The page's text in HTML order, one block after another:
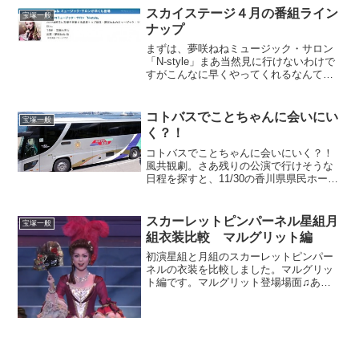
宝塚一般
スカイステージ４月の番組ライン
ナップ
まずは、夢咲ねねミュージック・サロン
「N-style」まあ当然見に行けないわけで
すがこんなに早くやってくれるなんて最
思い浮かぶのはナポレオンのジョセフィ
ーヌとウジェーヌ...
宝塚一般
コトバスでことちゃんに会いにい
く？！
コトバスでことちゃんに会いにいく？！
風共観劇。さあ残りの公演で行けそうな
日程を探すと、11/30の香川県県民ホー
あえず検索すると新幹線＋JRで行けそう
だ。しかし交通費は...
宝塚一般
スカーレットピンパーネル星組月
組衣装比較 マルグリット編
初演星組と月組のスカーレットピンパー
ネルの衣装を比較しました。マルグリッ
ト編です。マルグリット登場場面♫あな